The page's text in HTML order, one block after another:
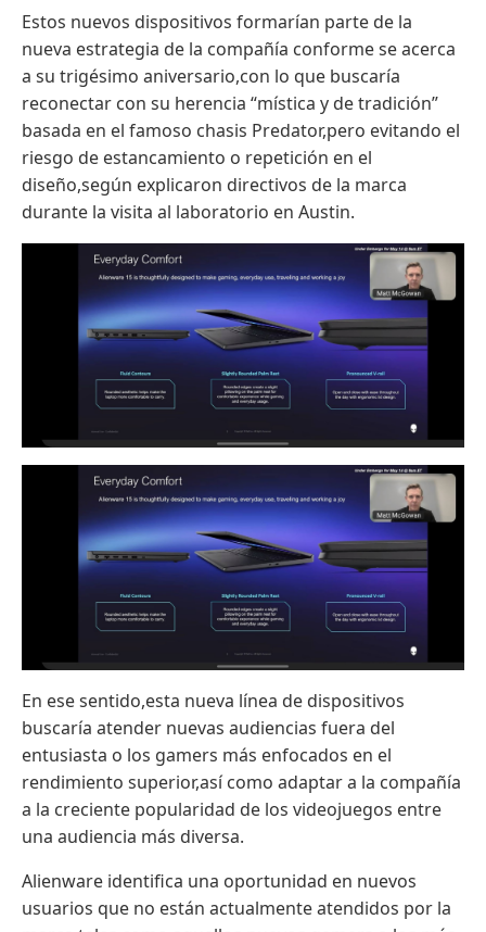
Estos nuevos dispositivos formarían parte de la
nueva estrategia de la compañía conforme se acerca
a su trigésimo aniversario,con lo que buscaría
reconectar con su herencia “mística y de tradición”
basada en el famoso chasis Predator,pero evitando el
riesgo de estancamiento o repetición en el
diseño,según explicaron directivos de la marca
durante la visita al laboratorio en Austin.
En ese sentido,esta nueva línea de dispositivos
buscaría atender nuevas audiencias fuera del
entusiasta o los gamers más enfocados en el
rendimiento superior,así como adaptar a la compañía
a la creciente popularidad de los videojuegos entre
una audiencia más diversa.
Alienware identifica una oportunidad en nuevos
usuarios que no están actualmente atendidos por la